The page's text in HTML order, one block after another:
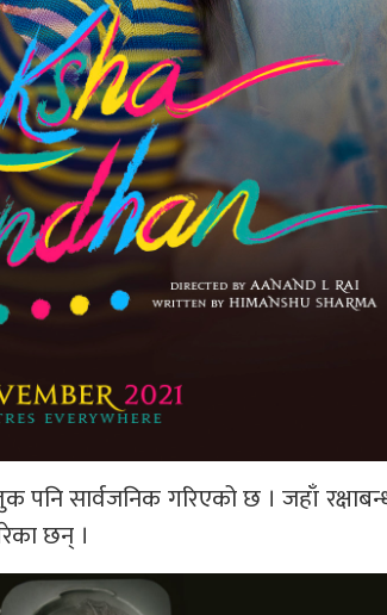
सार्वजनिक गरिएको छ । जहाँ
छन् ।